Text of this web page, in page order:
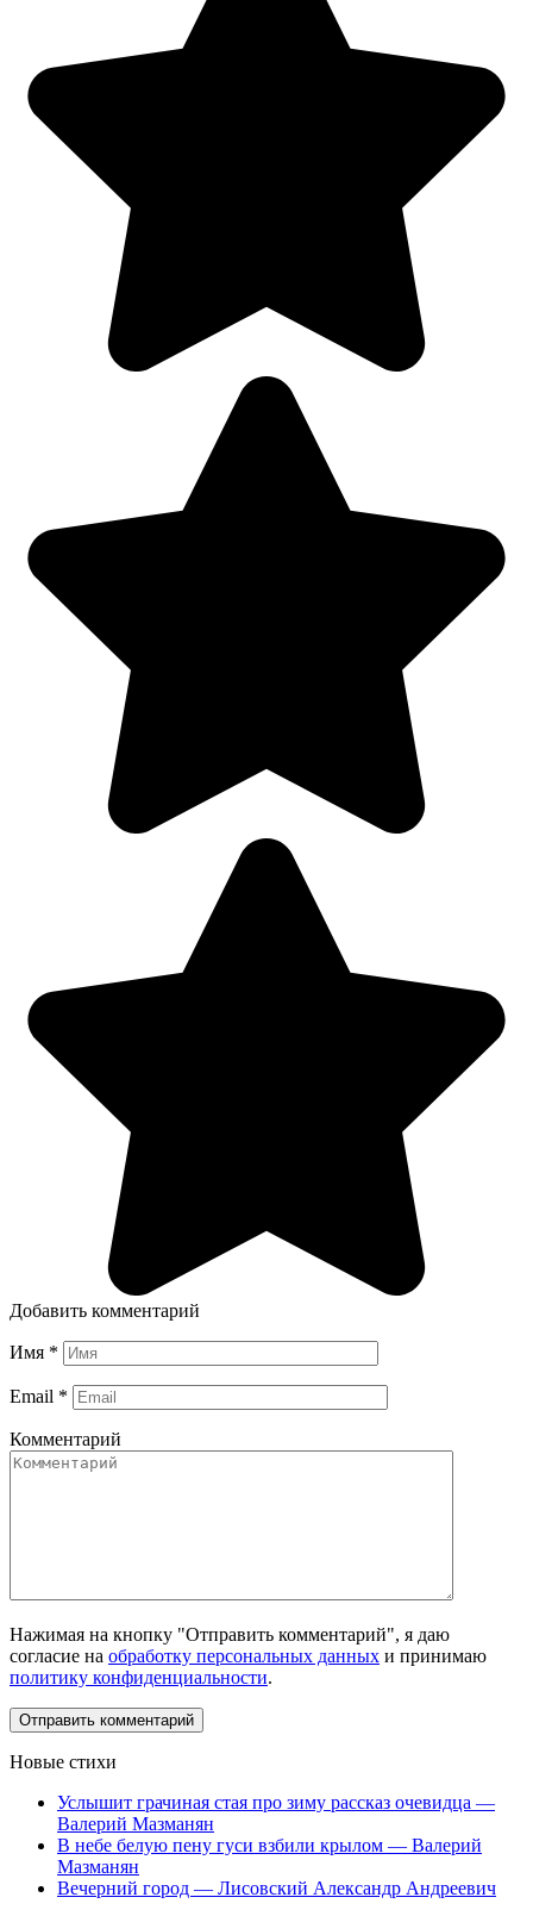
Добавить комментарий
Имя *
Email *
Комментарий
Нажимая на кнопку "Отправить комментарий", я даю
согласие на обработку персональных данных и принимаю
политику конфиденциальности.
Новые стихи
Услышит грачиная стая про зиму рассказ очевидца —
Валерий Мазманян
В небе белую пену гуси взбили крылом — Валерий
Мазманян
Вечерний город — Лисовский Александр Андреевич